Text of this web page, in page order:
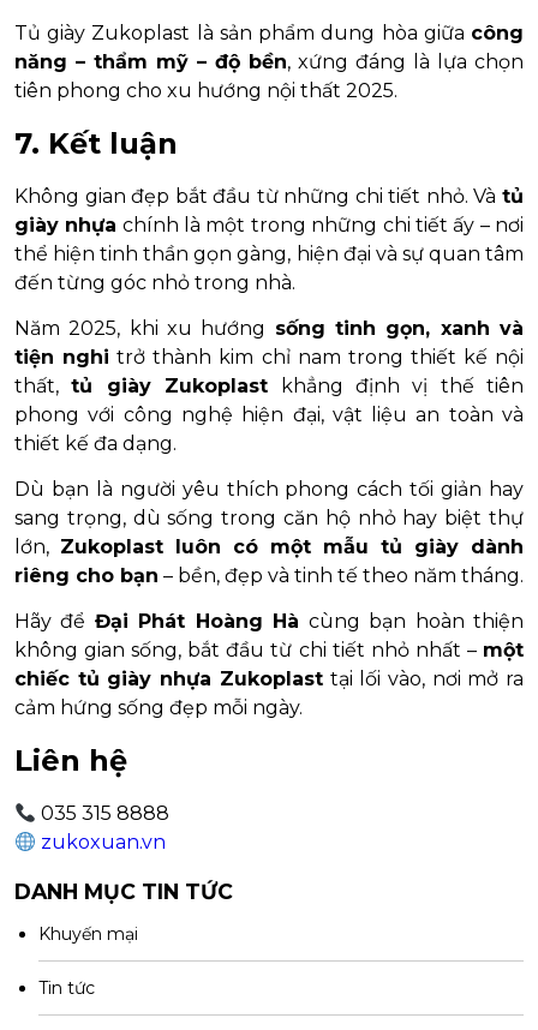
Tủ giày Zukoplast là sản phẩm dung hòa giữa công
năng – thẩm mỹ – độ bền, xứng đáng là lựa chọn
tiên phong cho xu hướng nội thất 2025.
7. Kết luận
Không gian đẹp bắt đầu từ những chi tiết nhỏ. Và tủ
giày nhựa chính là một trong những chi tiết ấy – nơi
thể hiện tinh thần gọn gàng, hiện đại và sự quan tâm
đến từng góc nhỏ trong nhà.
Năm 2025, khi xu hướng sống tinh gọn, xanh và
tiện nghi trở thành kim chỉ nam trong thiết kế nội
thất,tủ giày Zukoplast khẳng định vị thế tiên
phong với công nghệ hiện đại, vật liệu an toàn và
thiết kế đa dạng.
Dù bạn là người yêu thích phong cách tối giản hay
sang trọng, dù sống trong căn hộ nhỏ hay biệt thự
lớn, Zukoplast luôn có một mẫu tủ giày dành
riêng cho bạn – bền, đẹp và tinh tế theo năm tháng.
Hãy để Đại Phát Hoàng Hà cùng bạn hoàn thiện
không gian sống, bắt đầu từ chi tiết nhỏ nhất – một
chiếc tủ giày nhựa Zukoplasttại lối vào, nơi mở ra
cảm hứng sống đẹp mỗi ngày.
Liên hệ
035 315 8888
zukoxuan.vn
DANH MỤC TIN TỨC
Khuyến mại
Tin tức